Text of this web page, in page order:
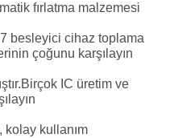
fırlatma malzemesi
besleyici cihaz toplama
çoğunu karşılayın
IC üretim ve
kullanım